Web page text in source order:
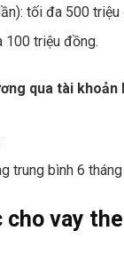
tối đa 500 triệu
100 triệu đồng.
qua tài khoản
trung bình 6
cho vay